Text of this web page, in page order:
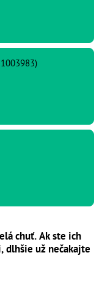
chuť. Ak ste ich
dlhšie už nečakajte